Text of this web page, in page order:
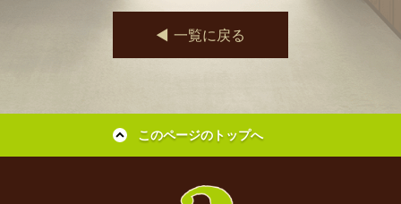
◀︎ 一覧に戻る
このページのトップへ